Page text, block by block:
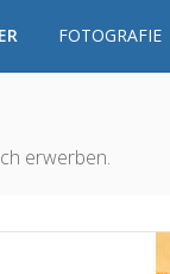
FOTOGRAFIE
erwerben.